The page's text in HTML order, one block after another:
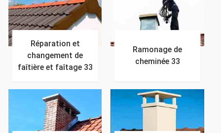
Réparation et
changement de
faîtière et faîtage 33
Ramonage de
cheminée 33